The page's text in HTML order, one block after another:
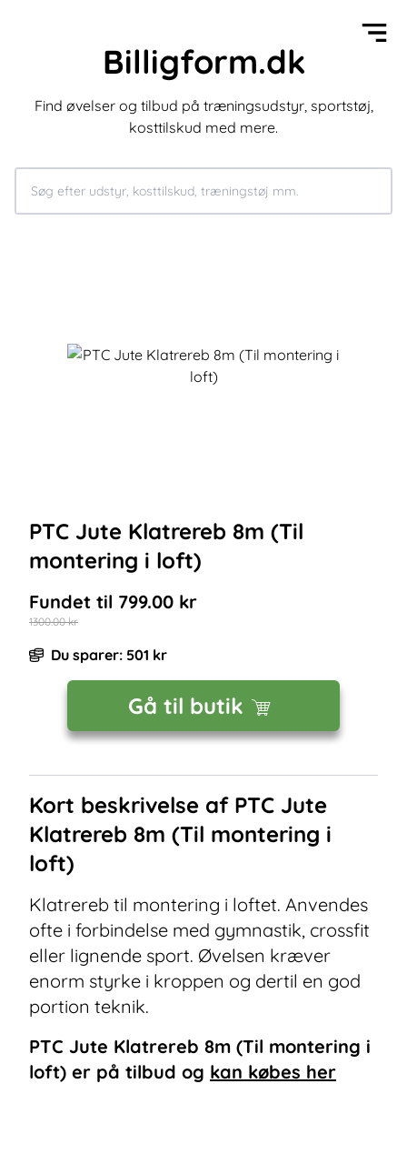
Billigform.dk
Find øvelser og tilbud på træningsudstyr, sportstøj,
kosttilskud med mere.
PTC Jute Klatrereb 8m (Til
montering i loft)
Fundet til 799.00 kr
1300.00kr
Du sparer: 501 kr
Gå til butik
Kort beskrivelse af PTC Jute
Klatrereb 8m (Til montering i
loft)
Klatrereb til montering i loftet. Anvendes
ofte i forbindelse med gymnastik, crossfit
eller lignende sport. Øvelsen kræver
enorm styrke i kroppen og dertil en god
portion teknik.
PTC Jute Klatrereb 8m (Til montering i
loft) er på tilbud og kan købes her